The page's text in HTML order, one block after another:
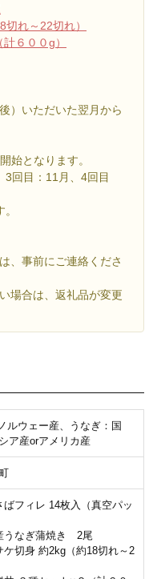
れ～22切れ）
６００g）
）いただいた翌月から
始となります。
回目：11月、4回目
、事前にご連絡くださ
場合は、返礼品が変更
ルウェー産、うなぎ：国
ア産orアメリカ産
ばフィレ 14枚入（真空パッ
うなぎ蒲焼き 2尾
ケ切身 約2kg（約18切れ～2